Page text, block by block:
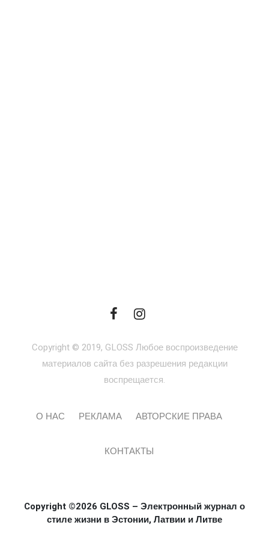
Copyright © 2019, GLOSS Любое воспроизведение
материалов сайта без разрешения редакции
воспрещается.
О НАС РЕКЛАМА АВТОРСКИЕ ПРАВА
КОНТАКТЫ
Copyright ©2026 GLOSS – Электронный журнал о
стиле жизни в Эстонии, Латвии и Литве